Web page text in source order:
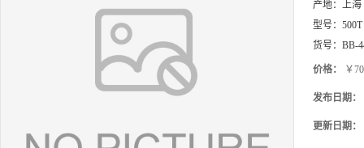
产地： 上海
型号： 500T
货号： BB-
价格： ￥
发布日期：
更新日期：